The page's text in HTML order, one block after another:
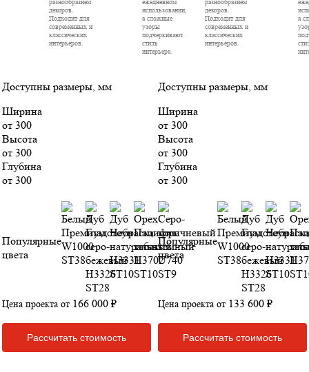
декоров.
Подходит для
современных и
классических
интерьеров.
использовании,
а сложные
узоры
подчеркивают
стиль
интерьера.
Доступны размеры, мм
Ширина
от 300
Высота
от 300
Глубина
от 300
Популярные
цвета
Цена проекта от 166 000 ₽
Рассчитать стоимость
декоров.
Подходит для
современных и
классических
интерьеров.
а
Доступны размеры, мм
Ширина
от 300
Высота
от 300
Глубина
от 300
Популярные
цвета
Цена проекта от 133 600 ₽
Рассчитать стоимость